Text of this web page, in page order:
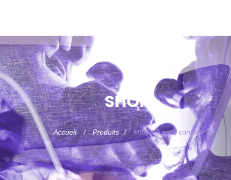
SHOP
Accueil Produits MIG 2.0 pack confort